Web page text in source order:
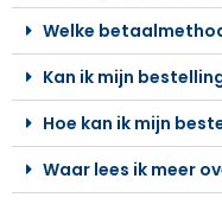
Welke
Kan ik mijn
Hoe kan ik mijn
Waar lees ik meer